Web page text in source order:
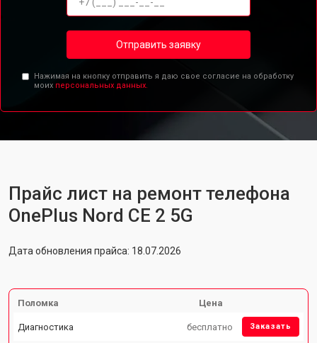
Отправить заявку
Нажимая на кнопку отправить я даю свое согласие на обработку
моих персональных данных.
Прайс лист на ремонт телефона
OnePlus Nord CE 2 5G
Дата обновления прайса: 18.07.2026
Поломка Цена
Диагностика бесплатно Заказать